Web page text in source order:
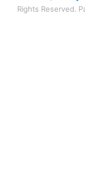
Rights Reserved.